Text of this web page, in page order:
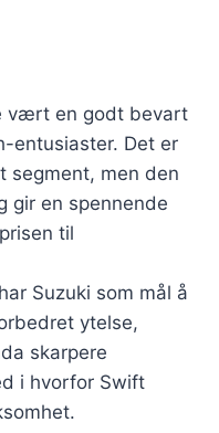
vært en godt bevart
entusiaster. Det er
segment, men den
gir en spennende
til
Suzuki som mål å
ytelse,
skarpere
i hvorfor Swift